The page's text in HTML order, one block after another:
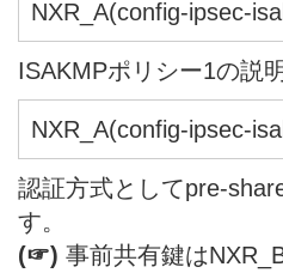
NXR_A(config-ipsec-
ISAKMPポリシー1の説
NXR_A(config-ipsec-
認証方式としてpre-
す。
(☞) 事前共有鍵は